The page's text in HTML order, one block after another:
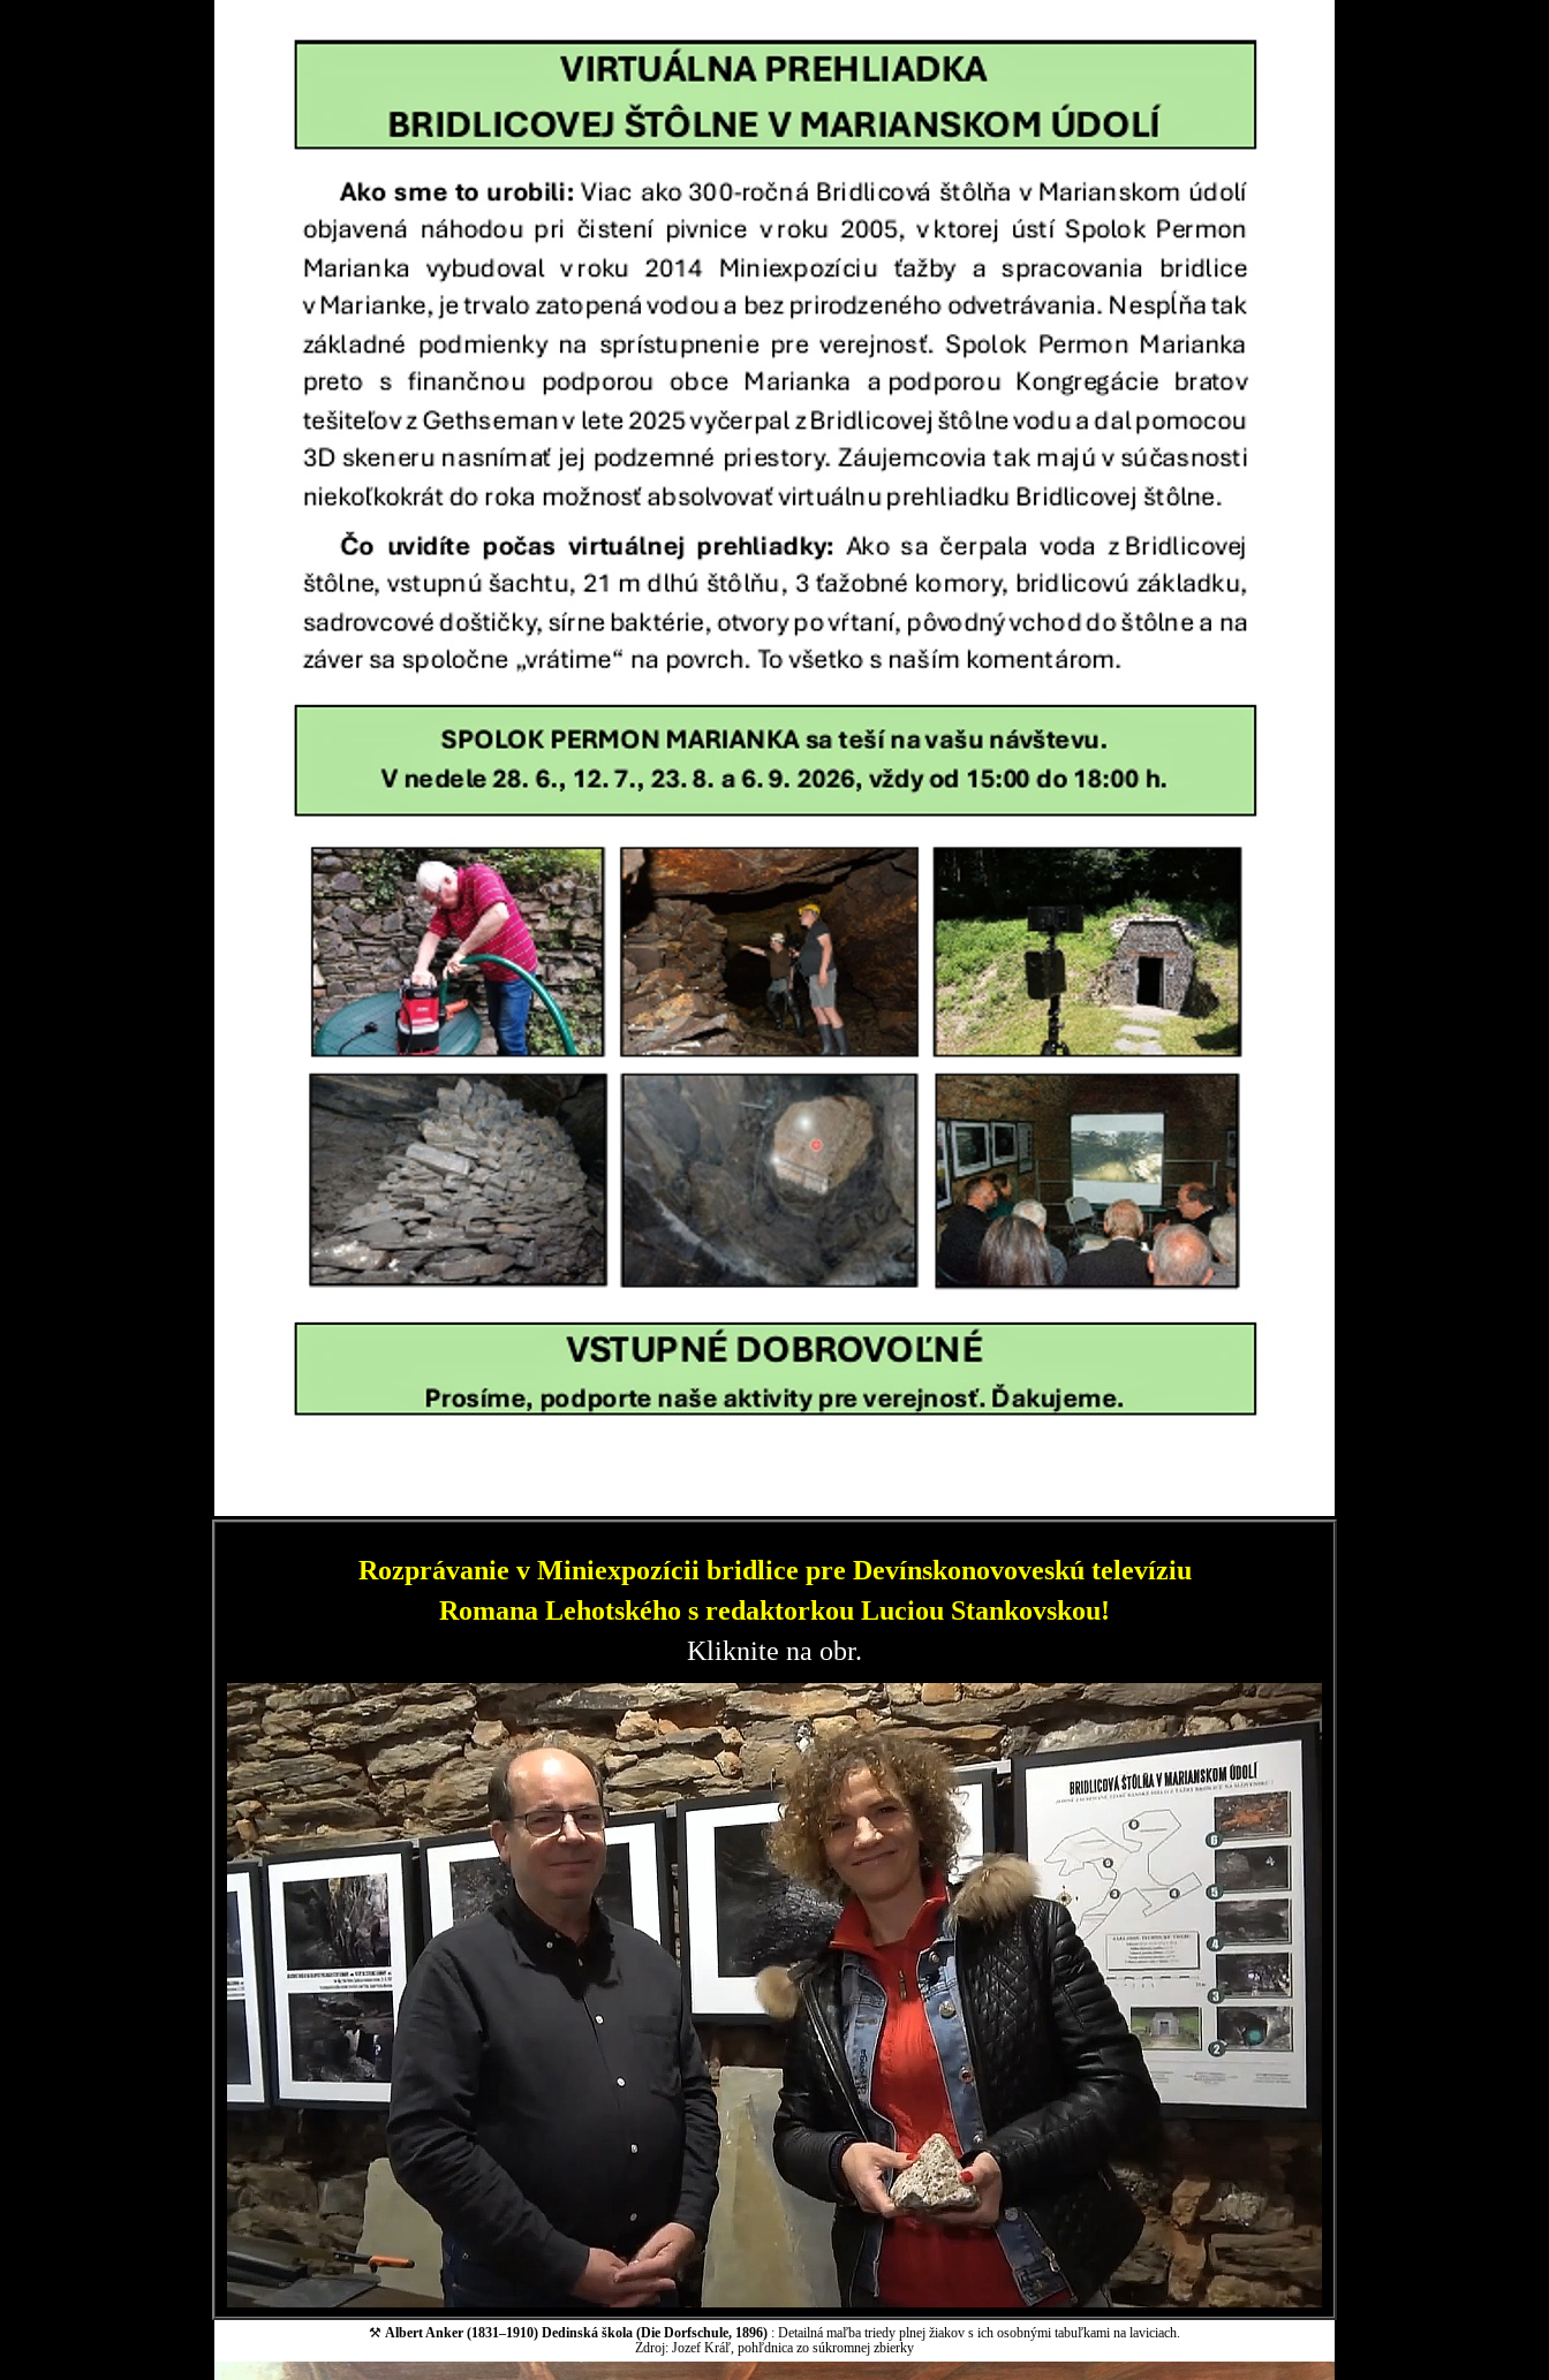
Rozprávanie v Miniexpozícii bridlice pre Devínskonovoveskú televíziu
Romana Lehotského s redaktorkou Luciou Stankovskou!
Kliknite na obr.
⚒ Albert Anker (1831–1910) Dedinská škola (Die Dorfschule, 1896) : Detailná maľba triedy plnej žiakov s ich osobnými tabuľkami na laviciach.
Zdroj: Jozef Kráľ, pohľdnica zo súkromnej zbierky